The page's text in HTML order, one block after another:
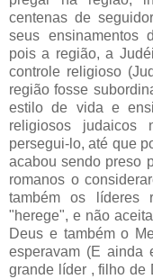
centenas de
seus ensinamentos
pois a região, a
controle religioso
região fosse
estilo de vida e
religiosos
persegui-lo, até que
acabou sendo preso
romanos o
também os líderes
"herege", e não
Deus e também o
esperavam (E ainda
grande líder , filho de